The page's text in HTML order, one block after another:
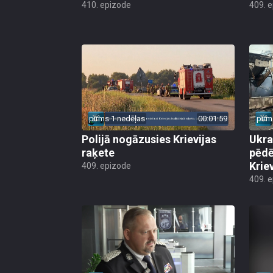
410. epizode 409.
pirms 1 nedēļas 00:01:59
Polijā nogāzusies Krievijas
raķete
409. epizode
409.